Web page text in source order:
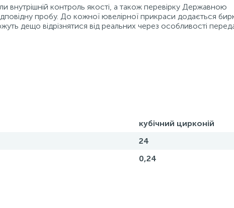
внутрішній контроль якості, а також перевірку Державною
пробу. До кожної ювелірної прикраси додається
дещо відрізнятися від реальних через особливості
кубічний цирконій
24
0,24